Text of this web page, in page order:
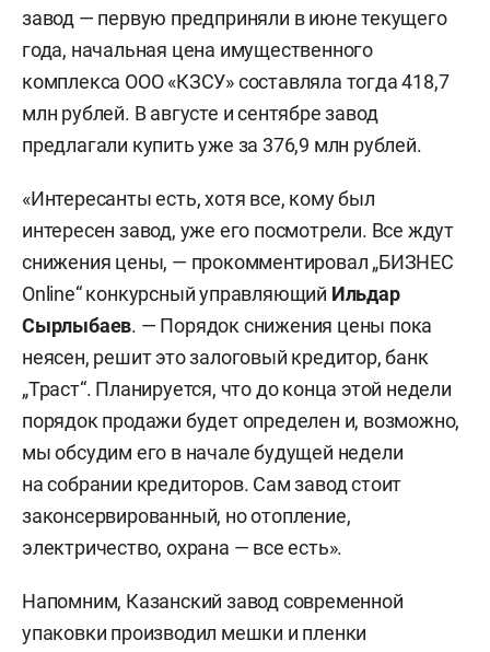
завод — первую предприняли в июне текущего
года, начальная цена имущественного
комплекса ООО «КЗСУ» составляла тогда 418,7
млн рублей. В августе и сентябре завод
предлагали купить уже за 376,9 млн рублей.
«Интересанты есть, хотя все, кому был
интересен завод, уже его посмотрели. Все ждут
снижения цены, — прокомментировал „БИЗНЕС
Online“ конкурсный управляющий Ильдар
Сырлыбаев. — Порядок снижения цены пока
неясен, решит это залоговый кредитор, банк
„Траст“. Планируется, что до конца этой недели
порядок продажи будет определен и, возможно,
мы обсудим его в начале будущей недели
на собрании кредиторов. Сам завод стоит
законсервированный, но отопление,
электричество, охрана — все есть».
Напомним, Казанский завод современной
упаковки производил мешки и пленки